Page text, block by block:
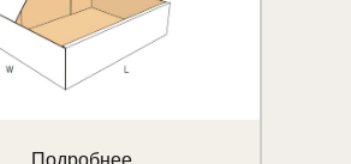
Подробнее